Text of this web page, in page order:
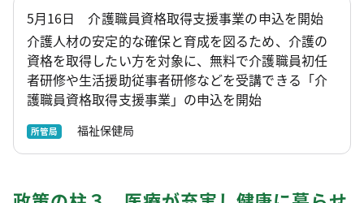
5月16日 介護職員資格取得支援事業の申込を開始
介護人材の安定的な確保と育成を図るため、介護の
資格を取得したい方を対象に、無料で介護職員初任
者研修や生活援助従事者研修などを受講できる「介
護職員資格取得支援事業」の申込を開始
所管局 福祉保健局